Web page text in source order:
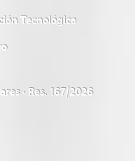
Tecnológica
· Res. 167/2026